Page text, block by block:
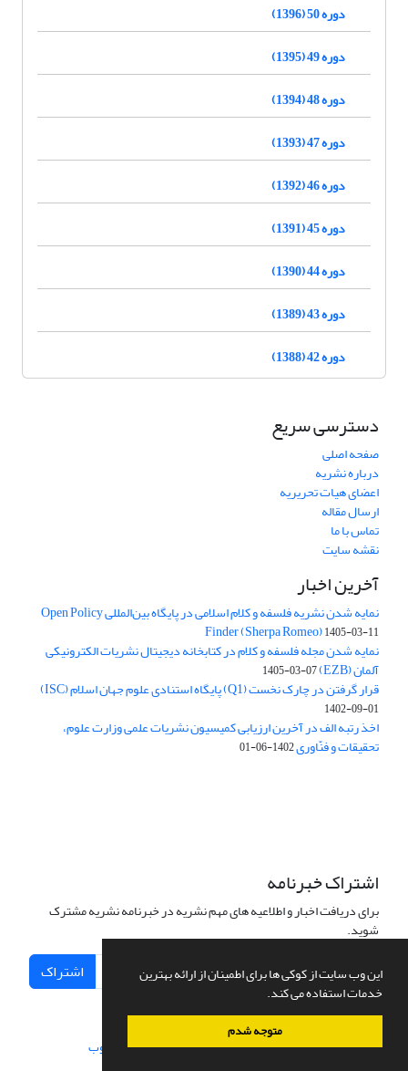
این وب سایت از کوکی ها برای اطمینان از ارائه بهترین
خدمات استفاده می کند.
متوجه شدم
دوره 50 (1396)
دوره 49 (1395)
دوره 48 (1394)
دوره 47 (1393)
دوره 46 (1392)
دوره 45 (1391)
دوره 44 (1390)
دوره 43 (1389)
دوره 42 (1388)
دسترسی سریع
صفحه اصلی
درباره نشریه
اعضای هیات تحریریه
ارسال مقاله
تماس با ما
نقشه سایت
آخرین اخبار
نمایه شدن نشریه فلسفه و کلام اسلامی در پایگاه بین‌المللی Open Policy
Finder (Sherpa Romeo)1405-03-11
نمایه شدن مجله فلسفه و کلام در کتابخانه دیجیتال نشریات الکترونیکی
آلمان (EZB) 1405-03-07
قرار گرفتن در چارک نخست (Q1) پایگاه استنادی علوم جهان اسلام (ISC)
1402-09-01
اخذ رتبه الف در آخرین ارزیابی کمیسیون نشریات علمی وزارت علوم،
تحقیقات و فنّاوری1402-06-01
اشتراک خبرنامه
برای دریافت اخبار و اطلاعیه های مهم نشریه در خبرنامه نشریه مشترک
شوید.
اشتراک
سامانه مدیریت نشریات علمی.طراحی و پیاده سازی از سیناوب